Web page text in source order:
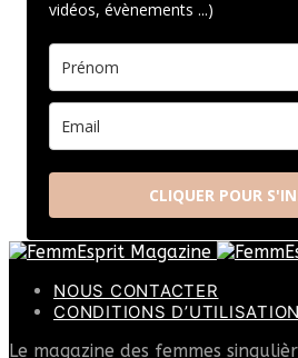
vidéos, évènements ...)
CLIQUER POUR
NOUS CONTACTER
CONDITIONS D’UTILISATION
Le magazine des femmes